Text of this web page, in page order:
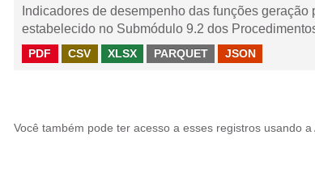
Indicadores de desempenho das funções
estabelecido no Submódulo 9.2 dos
PDF CSV XLSX PARQUET JSON
Você também pode ter acesso a esses registros usando a